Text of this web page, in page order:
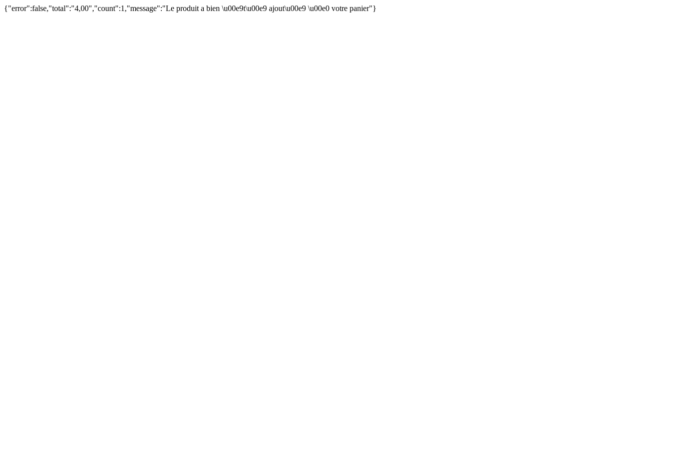
{"error":false,"total":"4,00","count":1,"message":"Le produit a bien \u00e9t\u00e9 ajout\u00e9 \u00e0 votre panier"}